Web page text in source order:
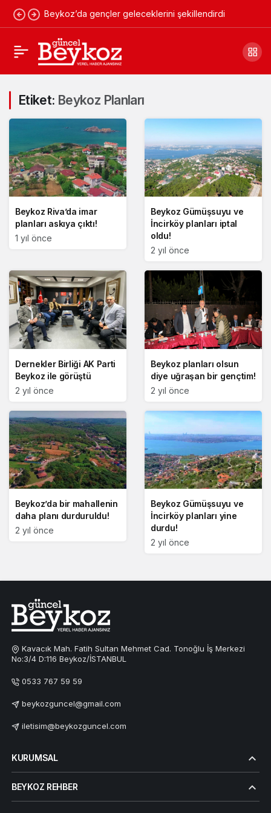
Beykoz’da gençler geleceklerini şekillendirdi
Etiket: Beykoz Planları
Beykoz Riva’da imar
planları askıya çıktı!
1 yıl önce
Beykoz Gümüşsuyu ve
İncirköy planları iptal
oldu!
2 yıl önce
Dernekler Birliği AK Parti
Beykoz ile görüştü
2 yıl önce
Beykoz planları olsun
diye uğraşan bir gençtim!
2 yıl önce
Beykoz’da bir mahallenin
daha planı durduruldu!
2 yıl önce
Beykoz Gümüşsuyu ve
İncirköy planları yine
durdu!
2 yıl önce
Kavacık Mah. Fatih Sultan Mehmet Cad. Tonoğlu İş Merkezi
No:3/4 D:116 Beykoz/İSTANBUL
0533 767 59 59
beykozguncel@gmail.com
iletisim@beykozguncel.com
KURUMSAL
BEYKOZ REHBER